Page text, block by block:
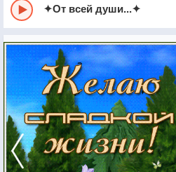
✦От всей души...✦